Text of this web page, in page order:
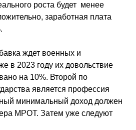
роста будет менее
заработная плата
ждет военных и
в 2023 году их довольствие
на 10%. Второй по
является профессия
минимальный доход должен
МРОТ. Затем уже следуют